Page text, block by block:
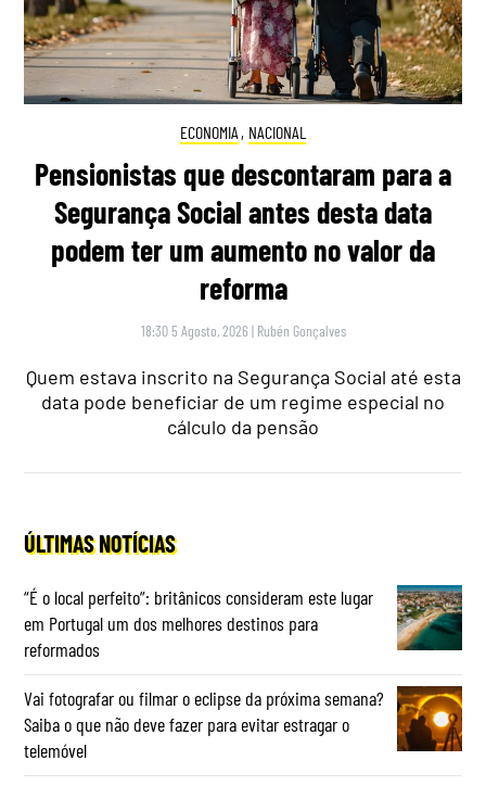
ECONOMIA , NACIONAL
Pensionistas que descontaram para a
Segurança Social antes desta data
podem ter um aumento no valor da
reforma
18:30 5 Agosto, 2026 | Rubén Gonçalves
Quem estava inscrito na Segurança Social até esta
data pode beneficiar de um regime especial no
cálculo da pensão
ÚLTIMAS NOTÍCIAS
“É o local perfeito”: britânicos consideram este lugar
em Portugal um dos melhores destinos para
reformados
Vai fotografar ou filmar o eclipse da próxima semana?
Saiba o que não deve fazer para evitar estragar o
telemóvel